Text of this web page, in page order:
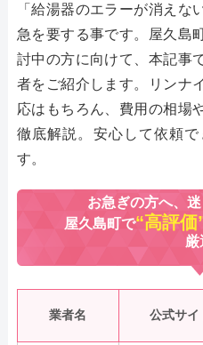
「給湯器のエラーが消えな
急を要する事です。屋久島
討中の方に向けて、本記事
者をご紹介します。リンナ
応はもちろん、費用の相場
徹底解説。安心して依頼
す。
お急ぎの方へ、
屋久島町で“高評価
厳
業者名 公式サイ